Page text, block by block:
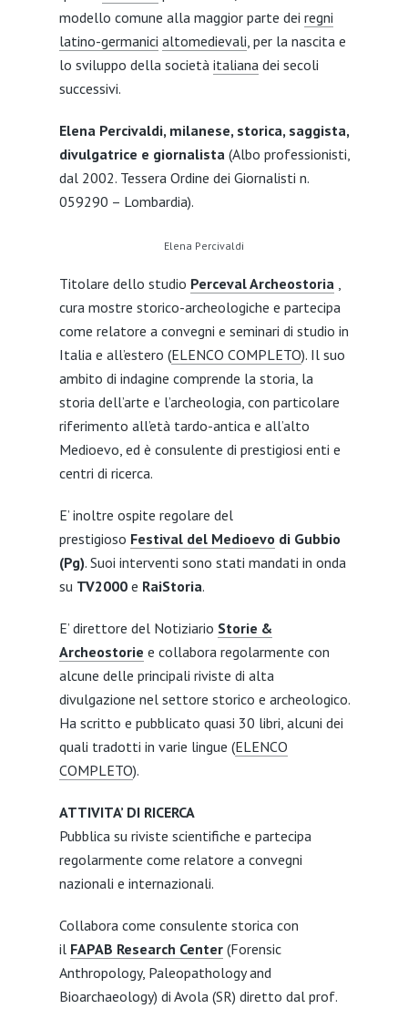
modello comune alla maggior parte dei regni
latino-germanici altomedievali , per la nascita e
lo sviluppo della società italiana dei secoli
successivi.
Elena Percivaldi, milanese, storica, saggista,
divulgatrice e giornalista (Albo professionisti,
dal 2002. Tessera Ordine dei Giornalisti n.
059290 – Lombardia).
Elena Percivaldi
Titolare dello studio Perceval Archeostoria
cura mostre storico-archeologiche e partecipa
come relatore a convegni e seminari di studio in
Italia e all’estero (ELENCO COMPLETO). Il suo
ambito di indagine comprende la storia, la
storia dell’arte e l’archeologia, con particolare
riferimento all’età tardo-antica e all’alto
Medioevo, ed è consulente di prestigiosi enti e
centri di ricerca.
E’ inoltre ospite regolare del
prestigioso Festival del Medioevo di Gubbio
(Pg). Suoi interventi sono stati mandati in onda
su TV2000e RaiStoria.
E’ direttore del Notiziario Storie &
Archeostorie e collabora regolarmente con
alcune delle principali riviste di alta
divulgazione nel settore storico e archeologico.
Ha scritto e pubblicato quasi 30 libri, alcuni dei
quali tradotti in varie lingue (ELENCO
COMPLETO).
ATTIVITA’ DI RICERCA
Pubblica su riviste scientifiche e partecipa
regolarmente come relatore a convegni
nazionali e internazionali.
Collabora come consulente storica con
il FAPAB Research Center(Forensic
Anthropology, Paleopathology and
Bioarchaeology) di Avola (SR) diretto dal prof.